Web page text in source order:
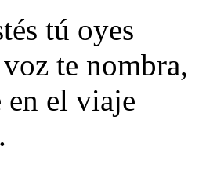
tú oyes
te nombra,
en el viaje